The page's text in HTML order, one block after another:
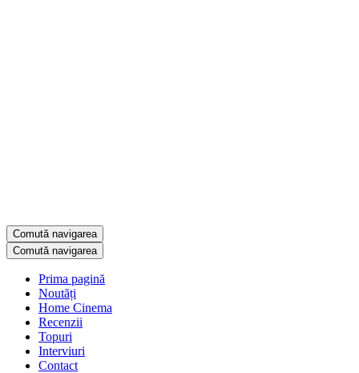
Comută navigarea
Comută navigarea
Prima pagină
Noutăți
Home Cinema
Recenzii
Topuri
Interviuri
Contact